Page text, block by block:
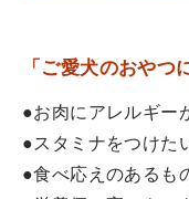
「ご愛犬のおやつ
●お肉にアレルギー
●スタミナをつけた
●食べ応えのあるも